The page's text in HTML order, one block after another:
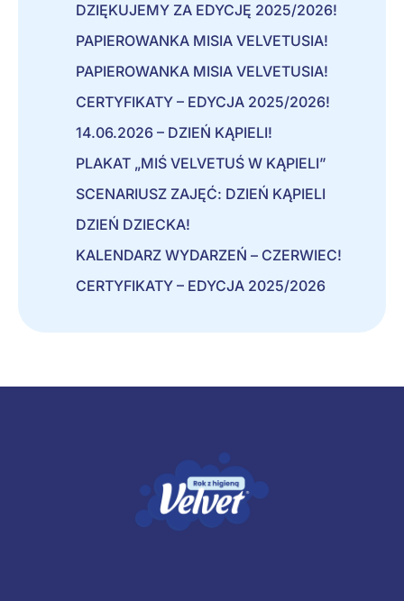
DZIĘKUJEMY ZA EDYCJĘ 2025/2026!
PAPIEROWANKA MISIA VELVETUSIA!
PAPIEROWANKA MISIA VELVETUSIA!
CERTYFIKATY – EDYCJA 2025/2026!
14.06.2026 – DZIEŃ KĄPIELI!
PLAKAT „MIŚ VELVETUŚ W KĄPIELI”
SCENARIUSZ ZAJĘĆ: DZIEŃ KĄPIELI
DZIEŃ DZIECKA!
KALENDARZ WYDARZEŃ – CZERWIEC!
CERTYFIKATY – EDYCJA 2025/2026